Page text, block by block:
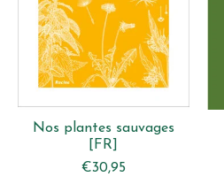
Nos plantes sauvages
[FR]
€30,95